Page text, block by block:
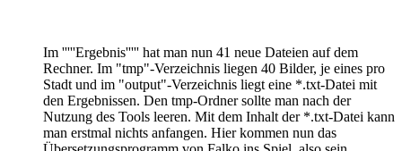
Im '''''Ergebnis''''' hat man nun 41 neue Dateien auf dem
Rechner. Im "tmp"-Verzeichnis liegen 40 Bilder, je eines pro
Stadt und im "output"-Verzeichnis liegt eine *.txt-Datei mit
den Ergebnissen. Den tmp-Ordner sollte man nach der
Nutzung des Tools leeren. Mit dem Inhalt der *.txt-Datei kann
man erstmal nichts anfangen. Hier kommen nun das